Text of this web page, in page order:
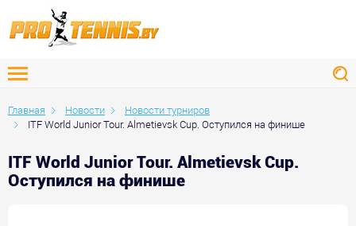
Главная Новости
Новости турниров
ITF World Junior Tour. Almetievsk Cup. Оступился на финише
ITF World Junior Tour. Almetievsk Cup.
Оступился на финише